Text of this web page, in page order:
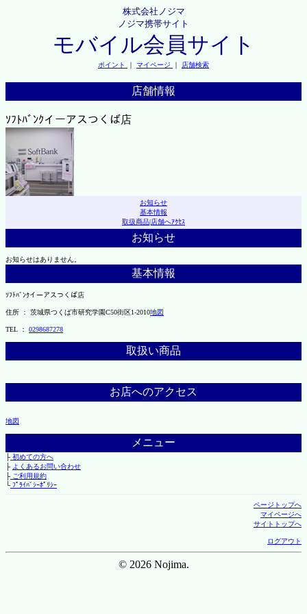
株式会社ノジマ
ノジマ携帯サイト
モバイル会員サイト
ポイント ｜ マイページ ｜ 店舗検索
店舗情報
ｿﾌﾄﾊﾞﾝｸイーアスつくば店
お知らせ
基本情報
取扱商品|店舗へｱｸｾｽ
お知らせ
お知らせはありません。
基本情報
ｿﾌﾄﾊﾞﾝｸイーアスつくば店
住所 ： 茨城県つくば市研究学園C50街区1-2010地図
TEL ： 0298687278
取扱い商品
お店へのアクセス
地図
メニュー
├初めての方へ
├ よくあるお問い合わせ
├ご利用規約
└ﾌﾟﾗｲﾊﾞｼｰﾎﾟﾘｼｰ
ページトップへ
マイページへ
サイトトップへ
ログアウト
© 2026 Nojima.